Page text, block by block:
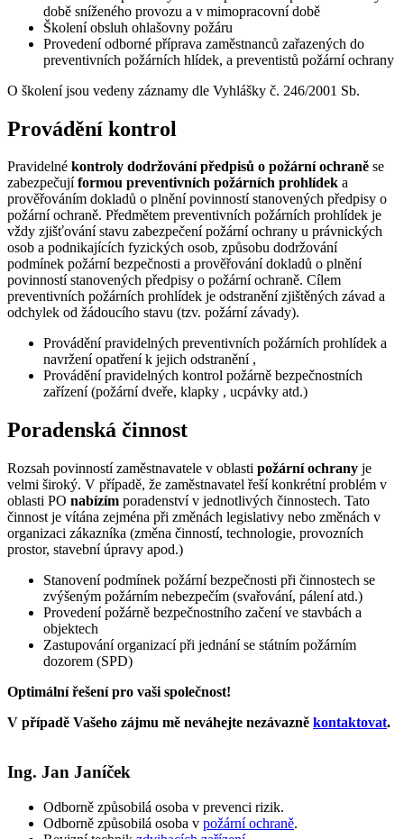
době sníženého provozu a v mimopracovní době
Školení obsluh ohlašovny požáru
Provedení odborné příprava zaměstnanců zařazených do
preventivních požárních hlídek, a preventistů požární ochrany
O školení jsou vedeny záznamy dle Vyhlášky č. 246/2001 Sb.
Provádění kontrol
Pravidelné kontroly dodržování předpisů o požární ochraně se
zabezpečujíformou preventivních požárních prohlídek a
prověřováním dokladů o plnění povinností stanovených předpisy o
požární ochraně. Předmětem preventivních požárních prohlídek je
vždy zjišťování stavu zabezpečení požární ochrany u právnických
osob a podnikajících fyzických osob, způsobu dodržování
podmínek požární bezpečnosti a prověřování dokladů o plnění
povinností stanovených předpisy o požární ochraně. Cílem
preventivních požárních prohlídek je odstranění zjištěných závad a
odchylek od žádoucího stavu (tzv. požární závady).
Provádění pravidelných preventivních požárních prohlídek a
navržení opatření k jejich odstranění ,
Provádění pravidelných kontrol požárně bezpečnostních
zařízení (požární dveře, klapky , ucpávky atd.)
Poradenská činnost
Rozsah povinností zaměstnavatele v oblasti požární ochrany je
velmi široký. V případě, že zaměstnavatel řeší konkrétní problém v
oblasti PO nabízím poradenství v jednotlivých činnostech. Tato
činnost je vítána zejména při změnách legislativy nebo změnách v
organizaci zákazníka (změna činností, technologie, provozních
prostor, stavební úpravy apod.)
Stanovení podmínek požární bezpečnosti při činnostech se
zvýšeným požárním nebezpečím (svařování, pálení atd.)
Provedení požárně bezpečnostního začení ve stavbách a
objektech
Zastupování organizací při jednání se státním požárním
dozorem (SPD)
Optimální řešení pro vaši společnost!
V případě Vašeho zájmu mě neváhejte nezávazně kontaktovat.
Ing. Jan Janíček
Odborně způsobilá osoba v prevenci rizik.
Odborně způsobilá osoba v požární ochraně.